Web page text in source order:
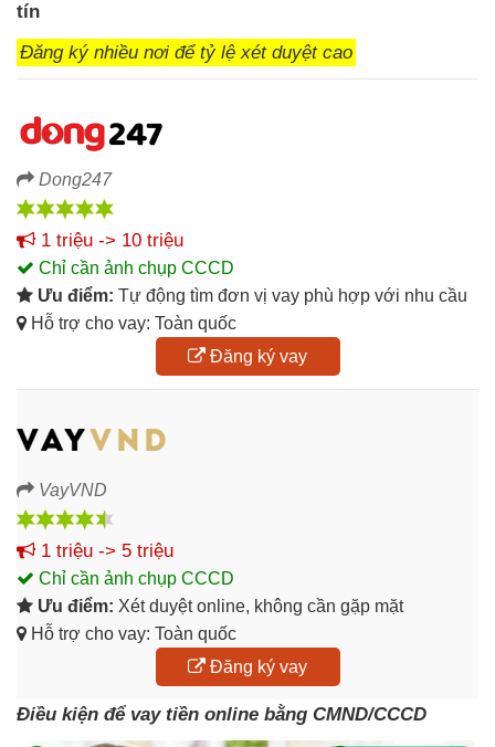
tín
Đăng ký nhiều nơi để tỷ lệ xét duyệt cao
Dong247
1 triệu -> 10 triệu
Chỉ cần ảnh chụp CCCD
Ưu điểm: Tự động tìm đơn vị vay phù hợp với nhu cầu
Hỗ trợ cho vay: Toàn quốc
Đăng ký vay
VayVND
1 triệu -> 5 triệu
Chỉ cần ảnh chụp CCCD
Ưu điểm: Xét duyệt online, không cần gặp mặt
Hỗ trợ cho vay: Toàn quốc
Đăng ký vay
Điều kiện để vay tiền online bằng CMND/CCCD